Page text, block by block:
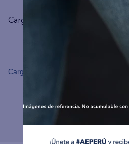
Cargando el resumen…
Cargando comentarios…